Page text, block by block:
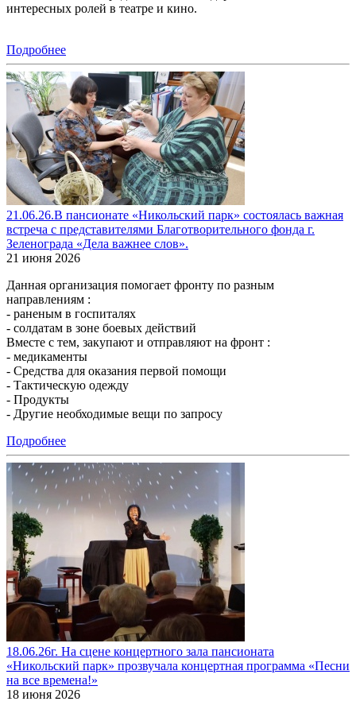
интересных ролей в театре и кино.
Подробнее
21.06.26.В пансионате «Никольский парк» состоялась важная
встреча с представителями Благотворительного фонда г.
Зеленограда «Дела важнее слов».
21 июня 2026
Данная организация помогает фронту по разным
направлениям :
- раненым в госпиталях
- солдатам в зоне боевых действий
Вместе с тем, закупают и отправляют на фронт :
- медикаменты
- Средства для оказания первой помощи
- Тактическую одежду
- Продукты
- Другие необходимые вещи по запросу
Подробнее
18.06.26г. На сцене концертного зала пансионата
«Никольский парк» прозвучала концертная программа «Песни
на все времена!»
18 июня 2026